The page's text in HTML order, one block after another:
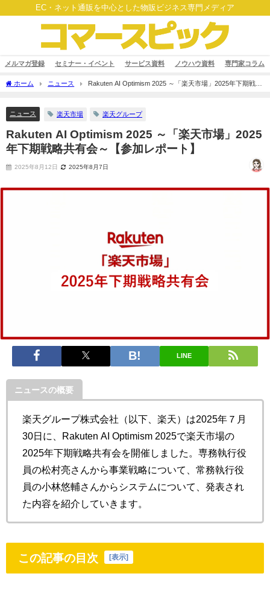
EC・ネット通販を中心とした物販ビジネス専門メディア
メルマガ登録 セミナー・イベント サービス資料 ノウハウ資料 専門家コラム
ホーム ニュース
Rakuten AI Optimism 2025 ～「楽天市場」2025年下期戦略
ニュース 楽天市場 楽天グループ
Rakuten AI Optimism 2025 ～「楽天市場」2025
年下期戦略共有会～【参加レポート】
2025年8月12日 2025年8月7日
LINE
ニュースの概要
楽天グループ株式会社（以下、楽天）は2025年７月
30日に、Rakuten AI Optimism 2025で楽天市場の
2025年下期戦略共有会を開催しました。専務執行役
員の松村亮さんから事業戦略について、常務執行役
員の小林悠輔さんからシステムについて、発表され
た内容を紹介していきます。
この記事の目次 表示